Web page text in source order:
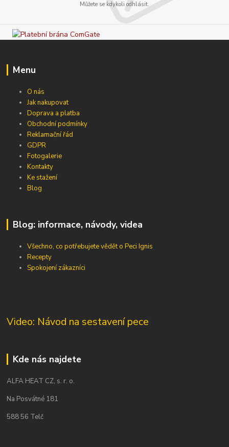
Můžete se kdykoli odhlásit.
Menu
O nás
Jak nakupovat
Doprava a platba
Obchodní podmínky
Reklamační řád
GDPR
Fotogalerie
Kontakty
Ke stažení
Blog
Blog: informace, návody, videa
Všechno, co potřebujete vědět o Peci Ignis
Recepty
Spokojení zákazníci
Video: Návod na sestavení pece
Kde nás najdete
ALFA HEAT CZ, s. r. o.
Na Posvátné 181
588 56 Telč